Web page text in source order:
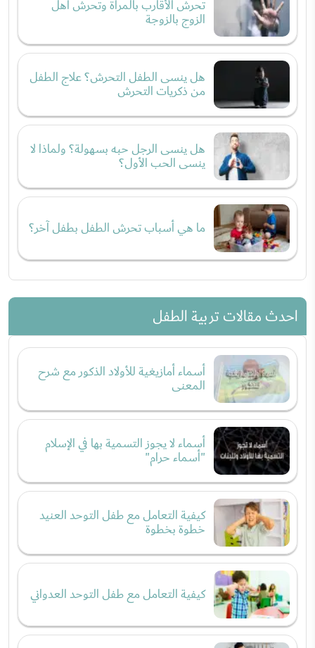
تحرش الأقارب بالمرأة وتحرش أهل
الزوج بالزوجة
هل ينسى الطفل التحرش؟ علاج الطفل
من ذكريات التحرش
هل ينسى الرجل حبه بسهولة؟ ولماذا لا
ينسى الحب الأول؟
ما هي أسباب تحرش الطفل بطفل آخر؟
احدث مقالات تربية الطفل
أسماء أمازيغية للأولاد الذكور مع شرح
المعنى
أسماء لا يجوز التسمية بها في الإسلام
"أسماء حرام"
كيفية التعامل مع طفل التوحد العنيد
خطوة بخطوة
كيفية التعامل مع طفل التوحد العدواني